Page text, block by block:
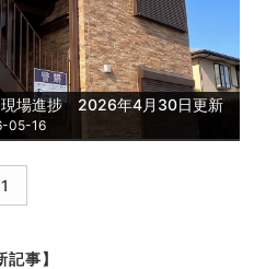
現場進捗 2026年4月30日更新
05-16
1
記事】